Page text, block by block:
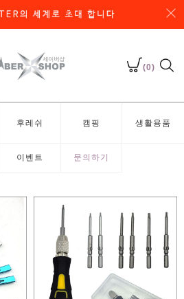
(0)
후레쉬 캠핑 생활용품
이벤트 문의하기